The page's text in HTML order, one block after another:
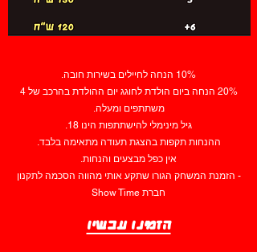
10% הנחה לחיילים בשירות חובה.
20% הנחה ביום הולדת לחוגג יום ההולדת בהרכב של 4
משתתפים ומעלה.
גיל מינימלי להישתתפות הינו 18.
ההנחות תקפות בהצגת תעודה מתאימה בלבד.
אין כפל מבצעים והנחות.
- הזמנת המשחק הגורו שתקע אותי מהווה הסכמה לתקנון
חברת Show Time​
הזמינו עכשיו